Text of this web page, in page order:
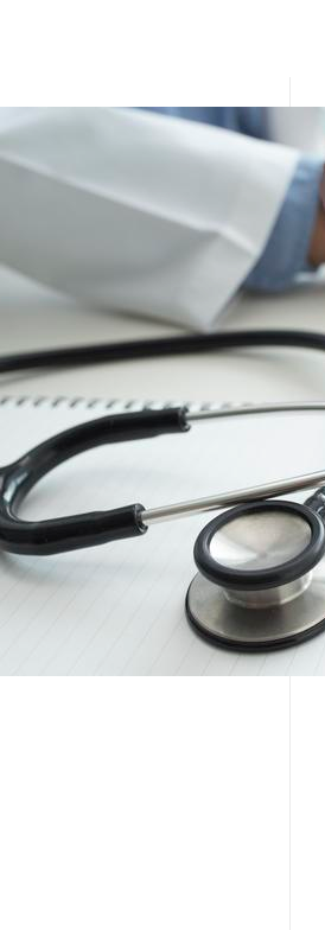
GDPR-sanità-privacy